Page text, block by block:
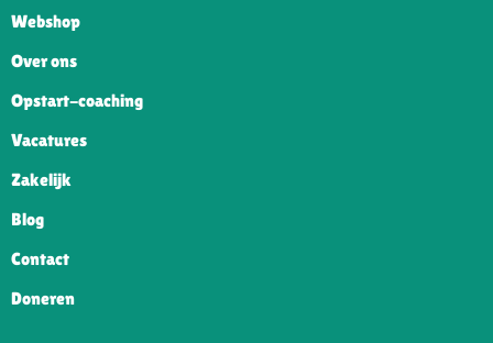
Webshop
Over ons
Opstart-coaching
Vacatures
Zakelijk
Blog
Contact
Doneren